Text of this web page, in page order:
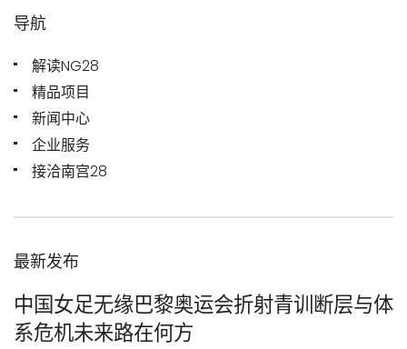
导航
解读NG28
精品项目
新闻中心
企业服务
接洽南宫28
最新发布
中国女足无缘巴黎奥运会折射青训断层与体
系危机未来路在何方